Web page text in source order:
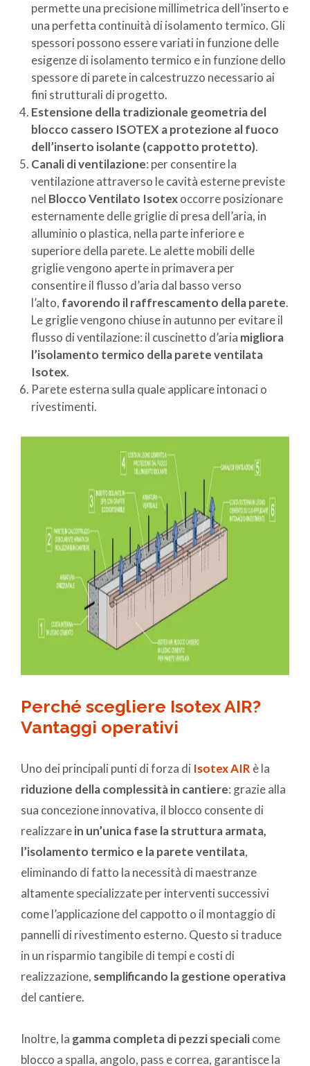
permette una precisione millimetrica dell’inserto e
una perfetta continuità di isolamento termico. Gli
spessori possono essere variati in funzione delle
esigenze di isolamento termico e in funzione dello
spessore di parete in calcestruzzo necessario ai
fini strutturali di progetto.
Estensione della tradizionale geometria del
blocco cassero ISOTEX a protezione al fuoco
dell’inserto isolante (cappotto protetto).
Canali di ventilazione: per consentire la
ventilazione attraverso le cavità esterne previste
nel Blocco Ventilato Isotexoccorre posizionare
esternamente delle griglie di presa dell’aria, in
alluminio o plastica, nella parte inferiore e
superiore della parete. Le alette mobili delle
griglie vengono aperte in primavera per
consentire il flusso d’aria dal basso verso
l’alto, favorendo il raffrescamento della parete.
Le griglie vengono chiuse in autunno per evitare il
flusso di ventilazione: il cuscinetto d’aria migliora
l’isolamento termico della parete ventilata
Isotex.
Parete esterna sulla quale applicare intonaci o
rivestimenti.
Perché scegliere Isotex AIR?
Vantaggi operativi
Uno dei principali punti di forza di Isotex AIR è la
riduzione della complessità in cantiere: grazie alla
sua concezione innovativa, il blocco consente di
realizzarein un’unica fase la struttura armata,
l’isolamento termico e la parete ventilata,
eliminando di fatto la necessità di maestranze
altamente specializzate per interventi successivi
come l’applicazione del cappotto o il montaggio di
pannelli di rivestimento esterno. Questo si traduce
in un risparmio tangibile di tempi e costi di
realizzazione, semplificando la gestione operativa
del cantiere.
Inoltre, la gamma completa di pezzi specialicome
blocco a spalla, angolo, pass e correa, garantisce la